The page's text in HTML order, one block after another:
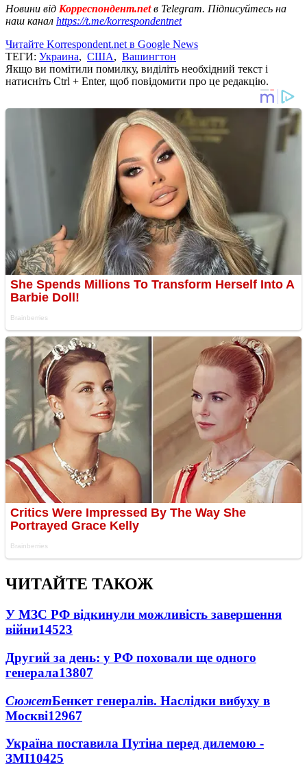
Новини від Корреспондент.netв Telegram. Підписуйтесь на
наш канал https://t.me/korrespondentnet
Читайте Korrespondent.net в Google News
ТЕГИ: Украина, США, Вашингтон
Якщо ви помітили помилку, виділіть необхідний текст і
натисніть Ctrl + Enter, щоб повідомити про це редакцію.
ЧИТАЙТЕ ТАКОЖ
У МЗС РФ відкинули можливість завершення
війни14523
Другий за день: у РФ поховали ще одного
генерала13807
СюжетБенкет генералів. Наслідки вибуху в
Москві12967
Україна поставила Путіна перед дилемою -
ЗМІ10425